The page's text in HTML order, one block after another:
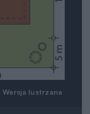
Wersja lustrzana